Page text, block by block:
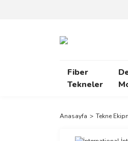
Fiber
Tekneler
Anasayfa Tekne